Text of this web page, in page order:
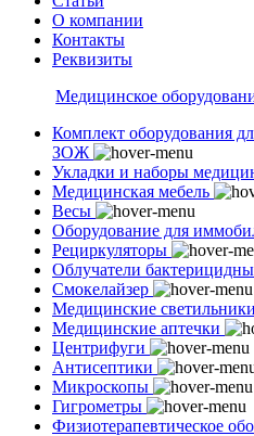
О компании
Контакты
Реквизиты
Медицинское
Комплект оборудования
ЗОЖ
Укладки и наборы
Медицинская мебель
Весы
Оборудование для
Рециркуляторы
Облучатели
Смокелайзер
Медицинские светильники
Медицинские аптечки
Центрифуги
Антисептики
Микроскопы
Гигрометры
Физиотерапевтическое